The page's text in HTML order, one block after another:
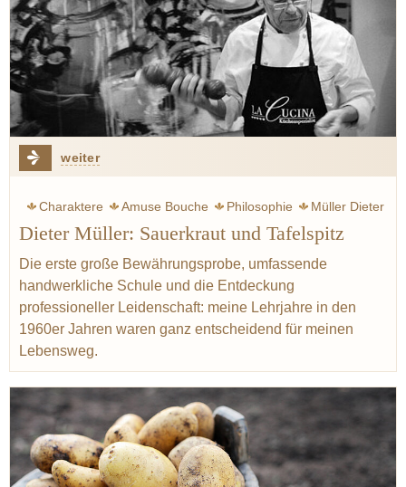
weiter
Charaktere Amuse Bouche Philosophie
Müller Dieter
Tafelspitz
Kartoffel Fisch Schwarzwald
Müller Jörg
Sauerkraut
Baden Meerrettich
Dieter Müller: Sauerkraut und Tafelspitz
Die erste große Bewährungsprobe, umfassende
handwerkliche Schule und die Entdeckung
professioneller Leidenschaft: meine Lehrjahre in den
1960er Jahren waren ganz entscheidend für meinen
Lebensweg.